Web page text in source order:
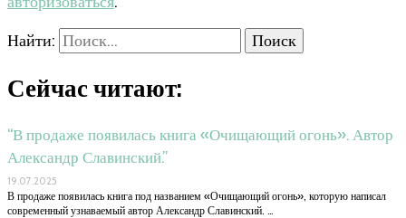
Найти:
Сейчас читают:
“В продаже появилась книга «Очищающий огонь». Автор
Александр Славинский.”
19.07.2025
В продаже появилась книга под названием «Очищающий огонь», которую написал
современный узнаваемый автор Александр Славинский. …